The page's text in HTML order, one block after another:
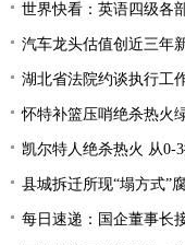
世界快看：英语四级各
汽车龙头估值创近三年新低 外资
湖北省法院约谈执行工作质
怀特补篮压哨绝杀热火
凯尔特人绝杀热火 从0-
县城拆迁所现“塌方式”
每日速递：国企董事长